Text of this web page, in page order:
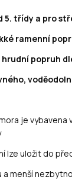
5. třídy a pro
ramenní
popruh
je vybavena
lze uložit do
a menší